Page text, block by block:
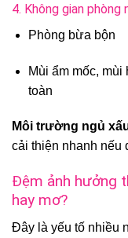
4. Không gian phòng
Phòng bừa bộn
Mùi ẩm mốc,
toàn
Môi trường ngủ
cải thiện nhanh nếu
Đệm ảnh hưởng
hay mơ?
Đây là yếu tố nhiều